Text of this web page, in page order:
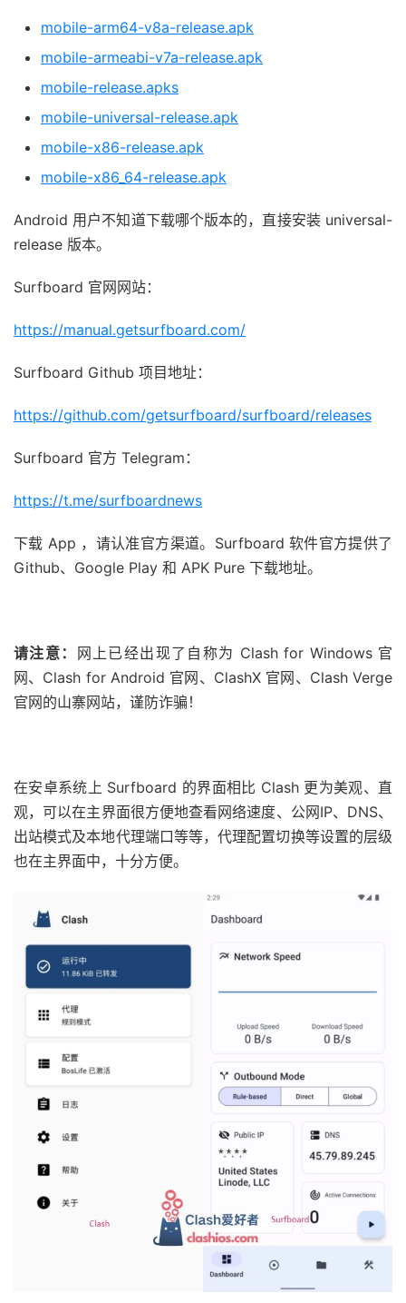
mobile-arm64-v8a-release.apk
mobile-armeabi-v7a-release.apk
mobile-release.apks
mobile-universal-release.apk
mobile-x86-release.apk
mobile-x86_64-release.apk
Android 用户不知道下载哪个版本的，直接安装 universal-
release 版本。
Surfboard 官网网站：
https://manual.getsurfboard.com/
Surfboard Github 项目地址：
https://github.com/getsurfboard/surfboard/releases
Surfboard 官方 Telegram：
https://t.me/surfboardnews
下载 App ，请认准官方渠道。Surfboard 软件官方提供了
Github、Google Play 和 APK Pure 下载地址。
请注意：
网上已经出现了自称为 Clash for Windows 官
网、Clash for Android 官网、ClashX 官网、Clash Verge
官网的山寨网站，谨防诈骗！
在安卓系统上 Surfboard 的界面相比 Clash 更为美观、直
观，可以在主界面很方便地查看网络速度、公网IP、DNS、
出站模式及本地代理端口等等，代理配置切换等设置的层级
也在主界面中，十分方便。